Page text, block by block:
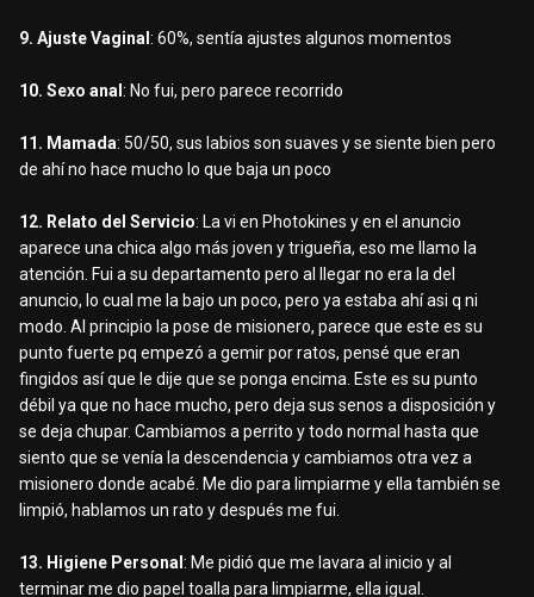
9. Ajuste Vaginal : 60%, sentía ajustes algunos momentos
10. Sexo anal : No fui, pero parece recorrido
11. Mamada: 50/50, sus labios son suaves y se siente bien pero
de ahí no hace mucho lo que baja un poco
12. Relato del Servicio: La vi en Photokines y en el anuncio
aparece una chica algo más joven y trigueña, eso me llamo la
atención. Fui a su departamento pero al llegar no era la del
anuncio, lo cual me la bajo un poco, pero ya estaba ahí asi q ni
modo. Al principio la pose de misionero, parece que este es su
punto fuerte pq empezó a gemir por ratos, pensé que eran
fingidos así que le dije que se ponga encima. Este es su punto
débil ya que no hace mucho, pero deja sus senos a disposición y
se deja chupar. Cambiamos a perrito y todo normal hasta que
siento que se venía la descendencia y cambiamos otra vez a
misionero donde acabé. Me dio para limpiarme y ella también se
limpió, hablamos un rato y después me fui.
13. Higiene Personal : Me pidió que me lavara al inicio y al
terminar me dio papel toalla para limpiarme, ella igual.